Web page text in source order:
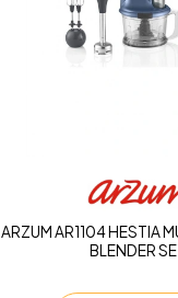
ARZUM AR1104 HESTIA
BLENDER